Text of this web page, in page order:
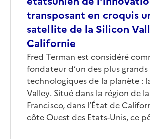
transposant en croquis
satellite de la Silicon
Californie
Corps
Fred Terman est considéré
fondateur d’un des plus
technologiques de la planète :
Valley. Situé dans la région de
Francisco, dans l’État de
côte Ouest des Etats-Unis, ce